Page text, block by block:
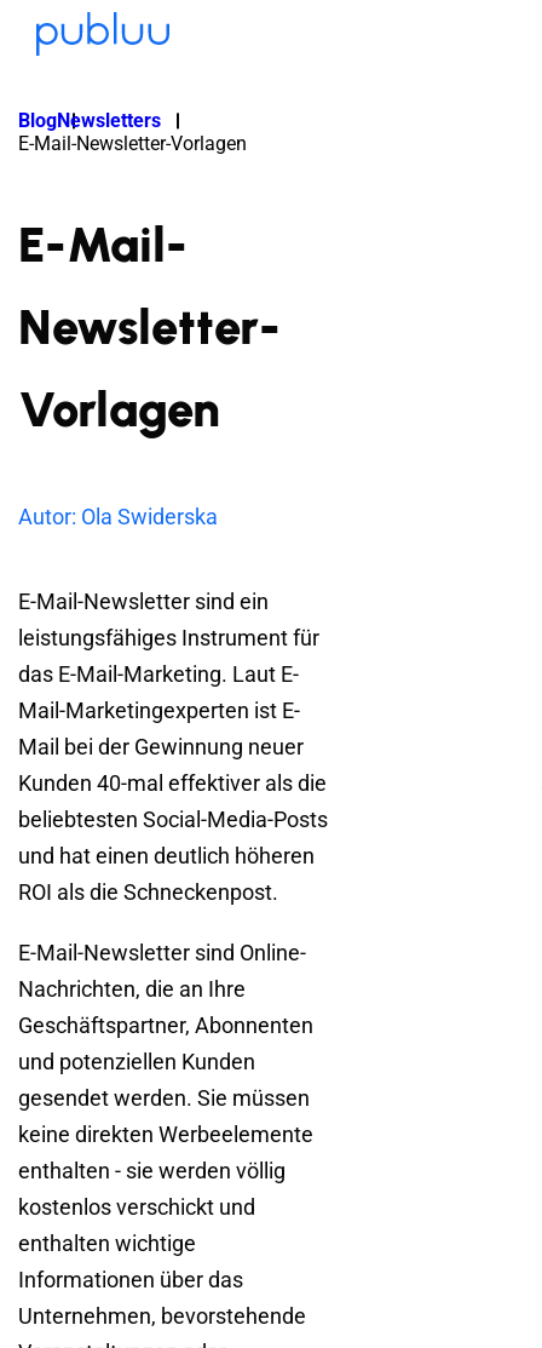
BlogNewsletters
E-Mail-Newsletter-Vorlagen
E-Mail-
Newsletter-
Vorlagen
Autor: Ola Swiderska
E-Mail-Newsletter sind ein
leistungsfähiges Instrument für
das E-Mail-Marketing. Laut E-
Mail-Marketingexperten ist E-
Mail bei der Gewinnung neuer
Kunden 40-mal effektiver als die
beliebtesten Social-Media-Posts
und hat einen deutlich höheren
ROI als die Schneckenpost.
E-Mail-Newsletter sind Online-
Nachrichten, die an Ihre
Geschäftspartner, Abonnenten
und potenziellen Kunden
gesendet werden. Sie müssen
keine direkten Werbeelemente
enthalten - sie werden völlig
kostenlos verschickt und
enthalten wichtige
Informationen über das
Unternehmen, bevorstehende